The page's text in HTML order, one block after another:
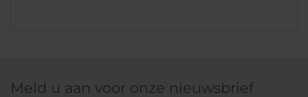
Meld u aan voor onze nieuwsbrief